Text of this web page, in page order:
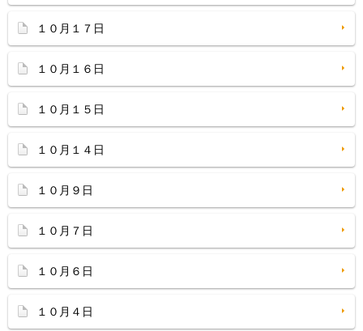
１０月１７日
１０月１６日
１０月１５日
１０月１４日
１０月９日
１０月７日
１０月６日
１０月４日